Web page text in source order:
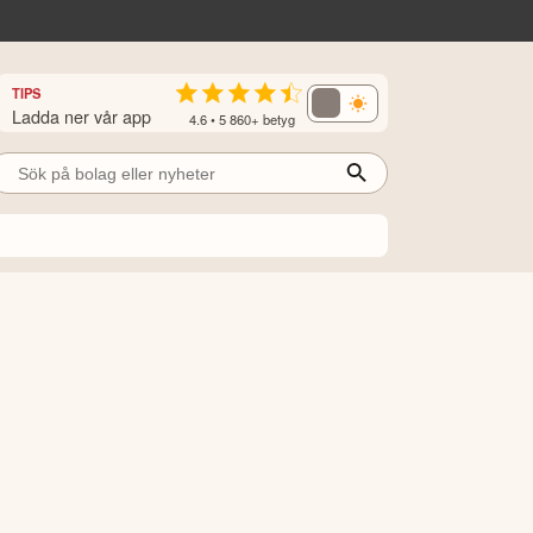
TIPS
Ladda ner vår app 4.6 • 5 860+ betyg